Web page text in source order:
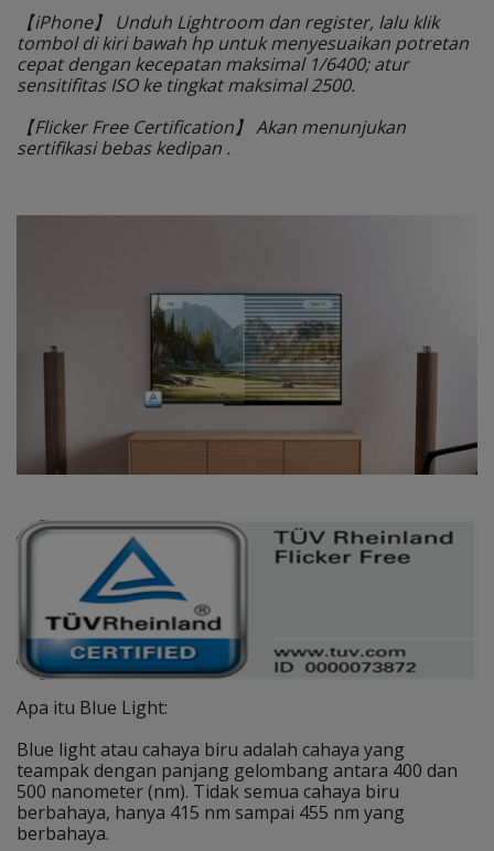
【iPhone】 Unduh Lightroom dan register, lalu klik
tombol di kiri bawah hp untuk menyesuaikan potretan
cepat dengan kecepatan maksimal 1/6400; atur
sensitifitas ISO ke tingkat maksimal 2500.
【Flicker Free Certification】 Akan menunjukan
sertifikasi bebas kedipan .
Apa itu Blue Light:
Blue light atau cahaya biru adalah cahaya yang
teampak dengan panjang gelombang antara 400 dan
500 nanometer (nm). Tidak semua cahaya biru
berbahaya, hanya 415 nm sampai 455 nm yang
berbahaya.